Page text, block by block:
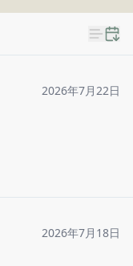
2026年7月22日
2026年7月18日